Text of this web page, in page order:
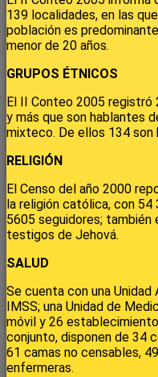
139 localidades, en las
población es
menor de 20 años.
GRUPOS ÉTNICOS
El II Conteo 2005 registró
y más que son hablantes
mixteco. De ellos 134 son
RELIGIÓN
El Censo del año 2000
la religión católica, con
5605 seguidores;
testigos de Jehová.
SALUD
Se cuenta con una Unidad
IMSS; una Unidad de
móvil y 26
conjunto, disponen de 34
61 camas no censables,
enfermeras.